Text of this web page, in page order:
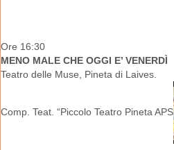
Ore 16:30
MENO MALE CHE OGGI E’ VENERDÌ
Teatro delle Muse, Pineta di Laives.
Comp. Teat. “Piccolo Teatro Pineta APS